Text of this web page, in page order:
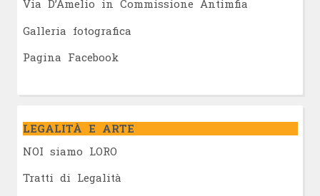
Via D’Amelio in Commissione Antimfia
Galleria fotografica
Pagina Facebook
LEGALITÀ E ARTE
NOI siamo LORO
Tratti di Legalità